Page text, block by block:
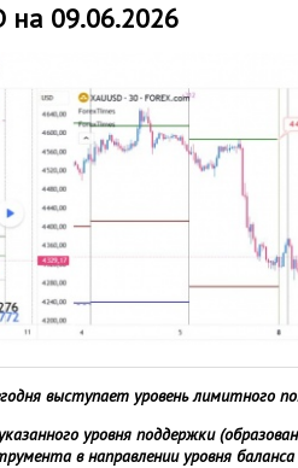
на 09.06.2026
выступает уровень лимитного
уровня поддержки
в направлении уровня баланса